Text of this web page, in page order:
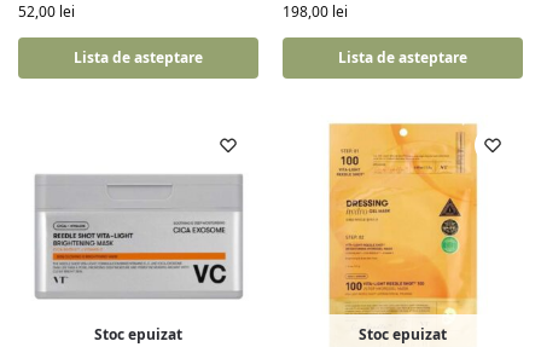
52,00 lei
Lista de asteptare
198,00 lei
Lista de asteptare
Stoc epuizat Stoc epuizat